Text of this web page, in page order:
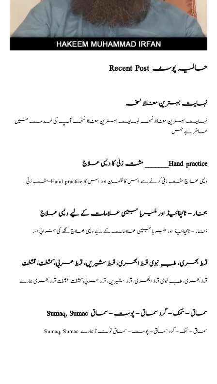
Recent Post حالیہ پوسٹ
نہایت بہترین مغلظ نسخہ
نہایت بہترین مغلظ نسخہ نہایت بہترین مغلظ نسخہ آپ کی خدمت میں
حاضر ہے جس
مشت زنی کا دیسی علاج _______Hand practice
مشت زنی–Hand practice دیسی علاج مشت زنی کرنے سے اس کا نقصان اور اس کا
بخار – ٹائیفائیڈ اور ملیریا جیسی علامات کے لیے دیسی علاج
بخار – ٹائیفائیڈ اور ملیریا جیسی علامات کے لیے دیسی علاج گلے کی خرابی اور
قسط بحری، طبِ نبوی قسط البحری، قسط شیریں، قسط عربی، كشطت، قشطت
قسط بحری، طبِ نبوی قسط البحری، قسط شیریں، قسط عربی، كشطت، قشطت قسط بحری ہمارے
Sumaq, Sumac سماق – سُمک – گرد سماق – پوست – سماق
Sumaq, Sumac سماق – سُمک – گرد سماق – پوست – سماق نوٹ ؟ ہمارے